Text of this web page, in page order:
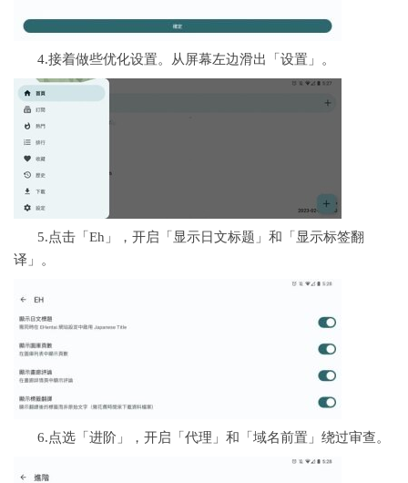
4.接着做些优化设置。从屏幕左边滑出「设置」。
5.点击「Eh」，开启「显示日文标题」和「显示标签翻
译」。
6.点选「进阶」，开启「代理」和「域名前置」绕过审查。